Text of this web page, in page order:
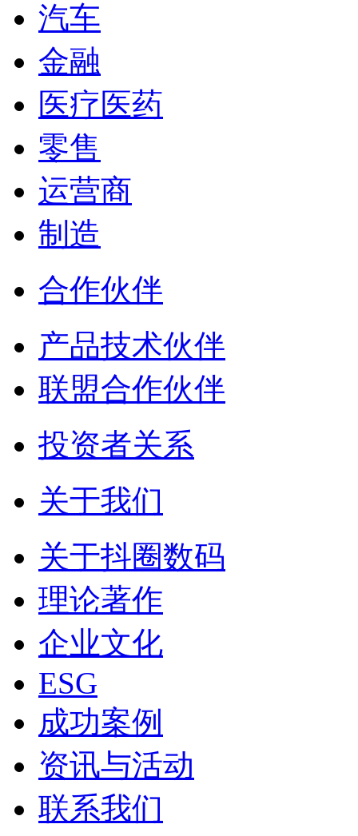
汽车
金融
医疗医药
零售
运营商
制造
合作伙伴
产品技术伙伴
联盟合作伙伴
投资者关系
关于我们
关于抖圈数码
理论著作
企业文化
ESG
成功案例
资讯与活动
联系我们